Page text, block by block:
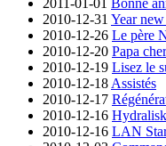
2010-12-31 Year
2010-12-26 Le père
2010-12-20 Papa
2010-12-19 Lisez le
2010-12-18 Assistés
2010-12-17
2010-12-16
2010-12-16 LAN